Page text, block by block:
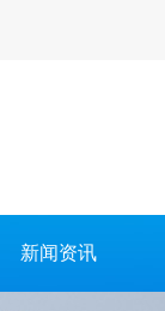
新闻资讯